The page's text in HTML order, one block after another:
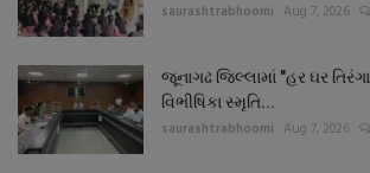
saurashtrabhoomi Aug 7, 2026
જૂનાગઢ જિલ્લામાં "હર ઘર
વિભીષિકા સ્મૃતિ...
saurashtrabhoomi Aug 7, 2026